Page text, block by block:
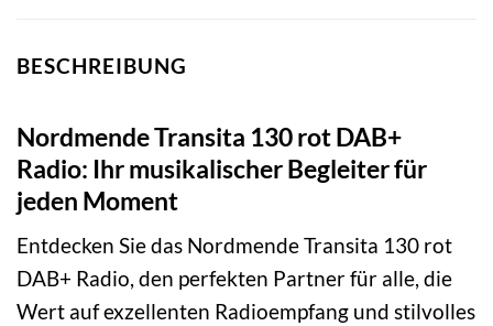
BESCHREIBUNG
Nordmende Transita 130 rot DAB+
Radio: Ihr musikalischer Begleiter für
jeden Moment
Entdecken Sie das Nordmende Transita 130 rot
DAB+ Radio, den perfekten Partner für alle, die
Wert auf exzellenten Radioempfang und stilvolles